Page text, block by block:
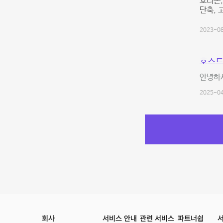
단축,
2023-
호스
안녕하
2025-
회사 서비스 안내 관련 서비스 파트너쉽